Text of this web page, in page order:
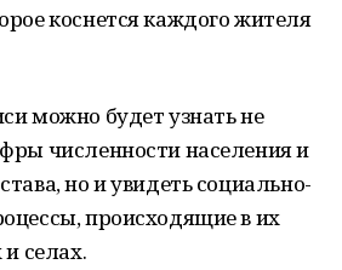
коснется каждого жителя
можно будет узнать не
численности населения и
но и увидеть социально-
происходящие в их
селах.